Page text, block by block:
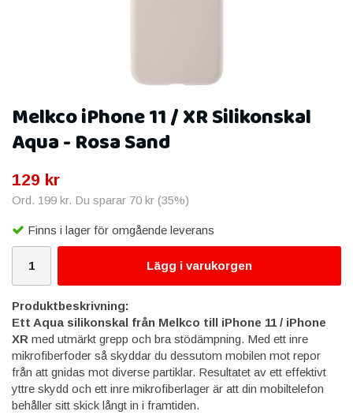
Melkco iPhone 11 / XR Silikonskal
Aqua - Rosa Sand
129 kr
Ord. 199 kr. Du sparar 70 kr (35%)
Finns i lager för omgående leverans
Lägg i varukorgen
Produktbeskrivning:
Ett Aqua silikonskal från Melkco till iPhone 11 / iPhone
XR med utmärkt grepp och bra stödämpning. Med ett inre
mikrofiberfoder så skyddar du dessutom mobilen mot repor
från att gnidas mot diverse partiklar. Resultatet av ett effektivt
yttre skydd och ett inre mikrofiberlager är att din mobiltelefon
behåller sitt skick långt in i framtiden.